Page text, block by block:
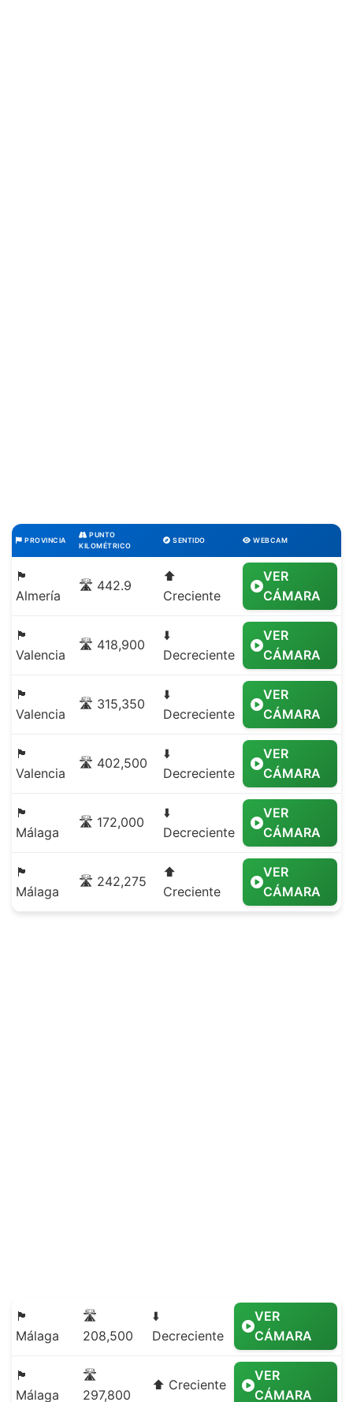
PROVINCIA
PUNTO
KILOMÉTRICO
SENTIDO WEBCAM
🏴
Almería
🛣️ 442.9
⬆️
Creciente
VER
CÁMARA
🏴
Valencia
🛣️ 418,900
⬇️
Decreciente
VER
CÁMARA
🏴
Valencia
🛣️ 315,350
⬇️
Decreciente
VER
CÁMARA
🏴
Valencia
🛣️ 402,500
⬇️
Decreciente
VER
CÁMARA
🏴
Málaga
🛣️ 172,000
⬇️
Decreciente
VER
CÁMARA
🏴
Málaga
🛣️ 242,275
⬆️
Creciente
VER
CÁMARA
🏴
Málaga
🛣️
208,500
⬇️
Decreciente
VER
CÁMARA
🏴
Málaga
🛣️
297,800
⬆️ Creciente
VER
CÁMARA